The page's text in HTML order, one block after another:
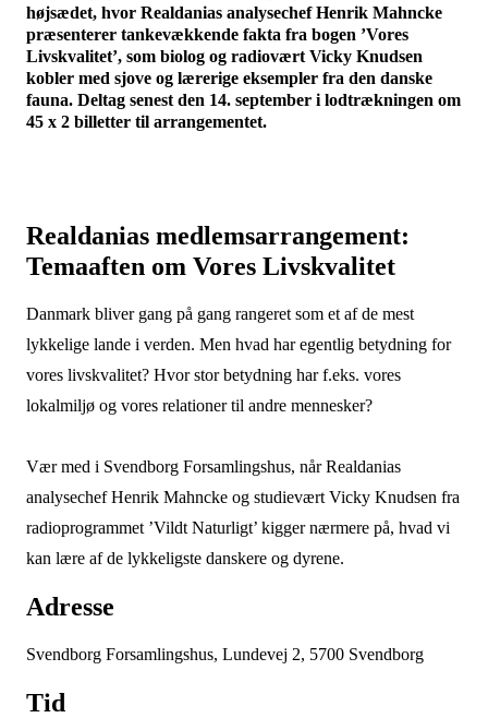
højsædet, hvor Realdanias analysechef Henrik Mahncke
præsenterer tankevækkende fakta fra bogen ’Vores
Livskvalitet’, som biolog og radiovært Vicky Knudsen
kobler med sjove og lærerige eksempler fra den danske
fauna. Deltag senest den 14. september i lodtrækningen om
45 x 2 billetter til arrangementet.
Realdanias medlemsarrangement:
Temaaften om Vores Livskvalitet
Danmark bliver gang på gang rangeret som et af de mest
lykkelige lande i verden. Men hvad har egentlig betydning for
vores livskvalitet? Hvor stor betydning har f.eks. vores
lokalmiljø og vores relationer til andre mennesker?
Vær med i Svendborg Forsamlingshus, når Realdanias
analysechef Henrik Mahncke og studievært Vicky Knudsen fra
radioprogrammet ’Vildt Naturligt’ kigger nærmere på, hvad vi
kan lære af de lykkeligste danskere og dyrene.
Adresse
Svendborg Forsamlingshus, Lundevej 2, 5700 Svendborg
Tid